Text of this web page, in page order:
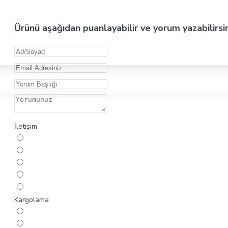
Ürünü aşağıdan puanlayabilir ve yorum
İletişim
Kargolama